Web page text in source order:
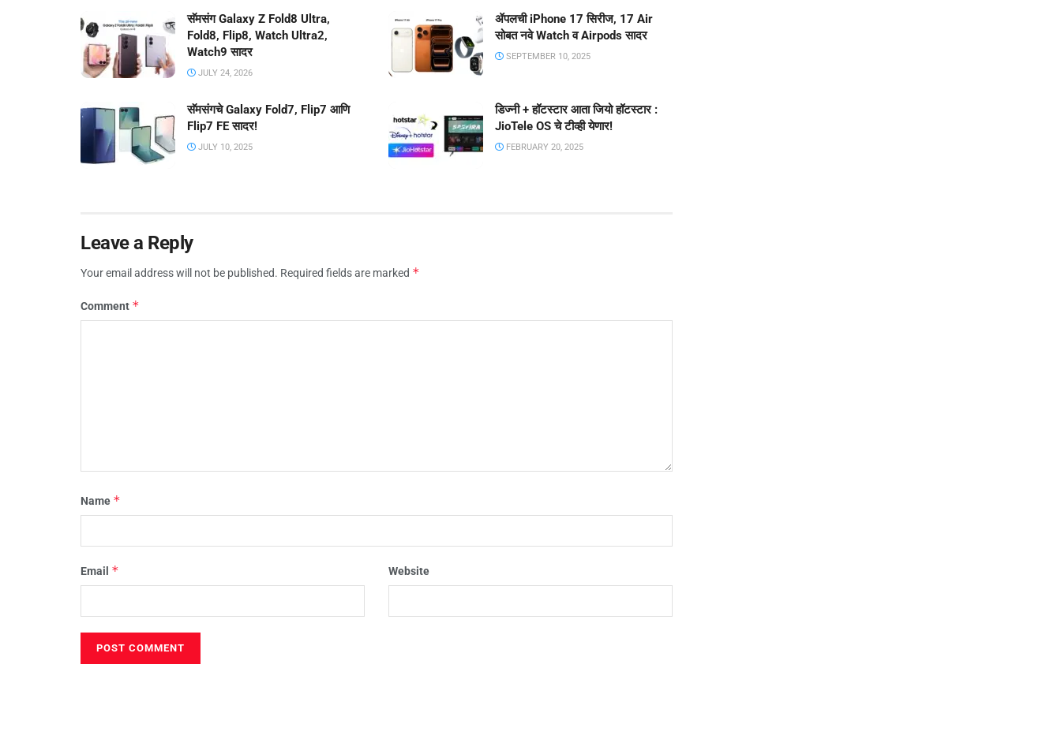
सॅमसंग Galaxy Z Fold8 Ultra,
Fold8, Flip8, Watch Ultra2,
Watch9 सादर
JULY 24, 2026
ॲपलची iPhone 17 सिरीज, 17 Air
सोबत नवे Watch व Airpods सादर
SEPTEMBER 10, 2025
सॅमसंगचे Galaxy Fold7, Flip7 आणि
Flip7 FE सादर!
JULY 10, 2025
डिज्नी + हॉटस्टार आता जियो हॉटस्टार :
JioTele OS चे टीव्ही येणार!
FEBRUARY 20, 2025
Leave a Reply
Your email address will not be published. Required fields are marked *
Comment *
Name *
Email * Website